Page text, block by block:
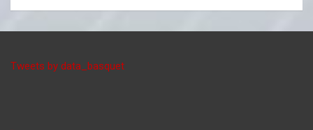
Tweets by data_basquet